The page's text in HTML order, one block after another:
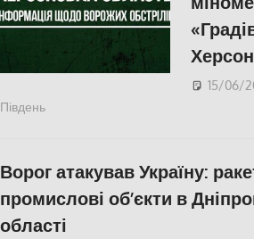
15/06/
Південь
Ворог атакував Україну:
промислові об’єкти в
області